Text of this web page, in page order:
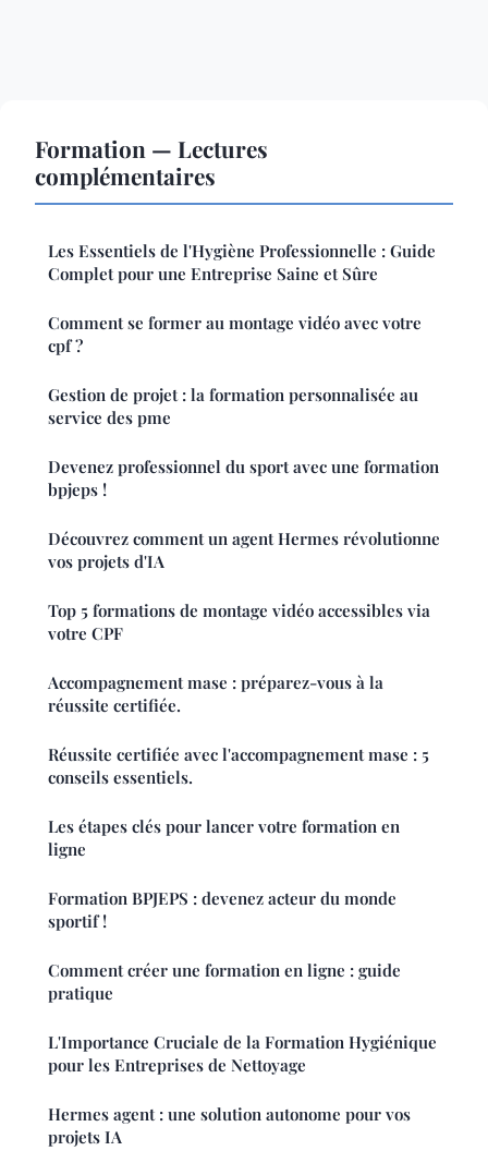
Formation — Lectures
complémentaires
Les Essentiels de l'Hygiène Professionnelle : Guide
Complet pour une Entreprise Saine et Sûre
Comment se former au montage vidéo avec votre
cpf ?
Gestion de projet : la formation personnalisée au
service des pme
Devenez professionnel du sport avec une formation
bpjeps !
Découvrez comment un agent Hermes révolutionne
vos projets d'IA
Top 5 formations de montage vidéo accessibles via
votre CPF
Accompagnement mase : préparez-vous à la
réussite certifiée.
Réussite certifiée avec l'accompagnement mase : 5
conseils essentiels.
Les étapes clés pour lancer votre formation en
ligne
Formation BPJEPS : devenez acteur du monde
sportif !
Comment créer une formation en ligne : guide
pratique
L'Importance Cruciale de la Formation Hygiénique
pour les Entreprises de Nettoyage
Hermes agent : une solution autonome pour vos
projets IA